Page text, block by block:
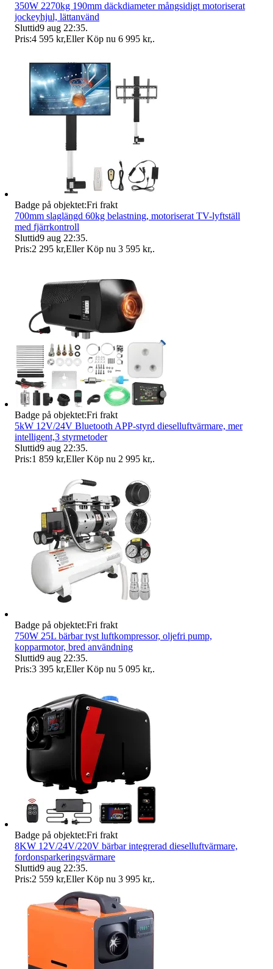
350W 2270kg 190mm däckdiameter mångsidigt motoriserat
jockeyhjul, lättanvänd
Sluttid9 aug 22:35.
Pris:4 595 kr,Eller Köp nu 6 995 kr,.
Badge på objektet:Fri frakt
700mm slaglängd 60kg belastning, motoriserat TV-lyftställ
med fjärrkontroll
Sluttid9 aug 22:35.
Pris:2 295 kr,Eller Köp nu 3 595 kr,.
Badge på objektet:Fri frakt
5kW 12V/24V Bluetooth APP-styrd dieselluftvärmare, mer
intelligent,3 styrmetoder
Sluttid9 aug 22:35.
Pris:1 859 kr,Eller Köp nu 2 995 kr,.
Badge på objektet:Fri frakt
750W 25L bärbar tyst luftkompressor, oljefri pump,
kopparmotor, bred användning
Sluttid9 aug 22:35.
Pris:3 395 kr,Eller Köp nu 5 095 kr,.
Badge på objektet:Fri frakt
8KW 12V/24V/220V bärbar integrerad dieselluftvärmare,
fordonsparkeringsvärmare
Sluttid9 aug 22:35.
Pris:2 559 kr,Eller Köp nu 3 995 kr,.